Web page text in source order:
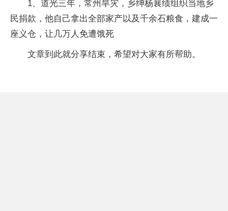
1、道光三年，常州旱灾，乡绅杨襄绩组织当地乡
民捐款，他自己拿出全部家产以及千余石粮食，建成一
座义仓，让几万人免遭饿死
文章到此就分享结束，希望对大家有所帮助。